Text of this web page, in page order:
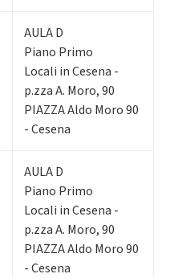
AULA D
Piano Primo
Locali in Cesena -
p.zza A. Moro, 90
PIAZZA Aldo Moro 90
- Cesena
AULA D
Piano Primo
Locali in Cesena -
p.zza A. Moro, 90
PIAZZA Aldo Moro 90
- Cesena